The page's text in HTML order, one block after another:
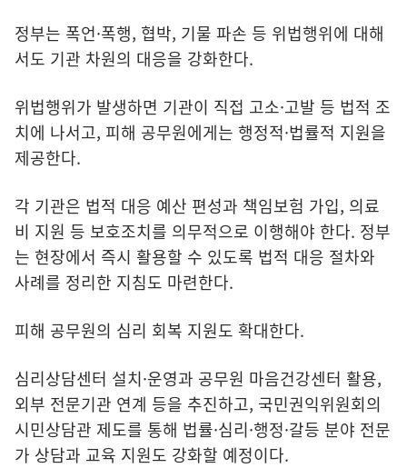
정부는 폭언·폭행, 협박, 기물 파손 등 위법행위에 대해
서도 기관 차원의 대응을 강화한다.
위법행위가 발생하면 기관이 직접 고소·고발 등 법적 조
치에 나서고, 피해 공무원에게는 행정적·법률적 지원을
제공한다.
각 기관은 법적 대응 예산 편성과 책임보험 가입, 의료
비 지원 등 보호조치를 의무적으로 이행해야 한다. 정부
는 현장에서 즉시 활용할 수 있도록 법적 대응 절차와
사례를 정리한 지침도 마련한다.
피해 공무원의 심리 회복 지원도 확대한다.
심리상담센터 설치·운영과 공무원 마음건강센터 활용,
외부 전문기관 연계 등을 추진하고, 국민권익위원회의
시민상담관 제도를 통해 법률·심리·행정·갈등 분야 전문
가 상담과 교육 지원도 강화할 예정이다.